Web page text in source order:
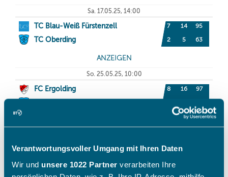
Verantwortungsvoller Umgang mit Ihren Daten
Wir und unsere 1022 Partner verarbeiten Ihre